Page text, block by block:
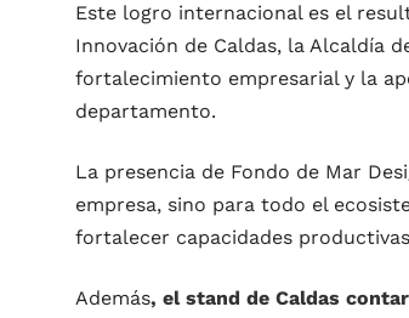
Este logro internacional es el
Innovación de Caldas, la Alcaldía
fortalecimiento empresarial y la
departamento.
La presencia de Fondo de Mar
empresa, sino para todo el
fortalecer capacidades
Además, el stand de Caldas